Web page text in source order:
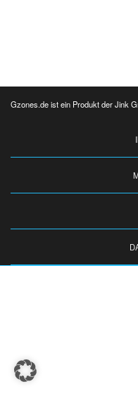
Gzones.de ist ein Produkt der Jink